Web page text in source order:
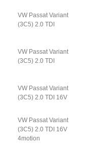
VW Passat Variant
(3C5) 2.0 TDI
VW Passat Variant
(3C5) 2.0 TDI
VW Passat Variant
(3C5) 2.0 TDI 16V
VW Passat Variant
(3C5) 2.0 TDI 16V
4motion